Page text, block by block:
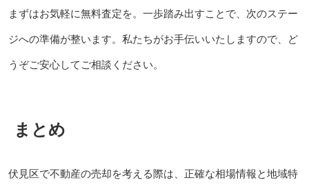
まずはお気軽に無料査定を。一歩踏み出すことで、次のステー
ジへの準備が整います。私たちがお手伝いいたしますので、ど
うぞご安心してご相談ください。
まとめ
伏見区で不動産の売却を考える際は、正確な相場情報と地域特